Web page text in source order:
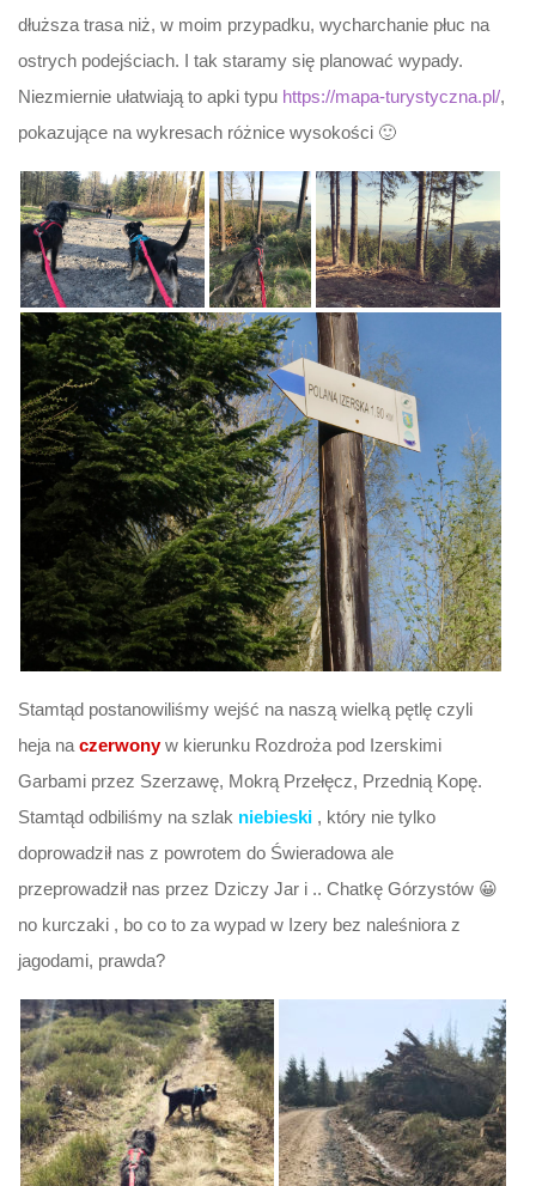
dłuższa trasa niż, w moim przypadku, wycharchanie płuc na
ostrych podejściach. I tak staramy się planować wypady.
Niezmiernie ułatwiają to apki typu https://mapa-turystyczna.pl/,
pokazujące na wykresach różnice wysokości 🙂
Stamtąd postanowiliśmy wejść na naszą wielką pętlę czyli
heja na czerwony w kierunku Rozdroża pod Izerskimi
Garbami przez Szerzawę, Mokrą Przełęcz, Przednią Kopę.
Stamtąd odbiliśmy na szlak niebieski , który nie tylko
doprowadził nas z powrotem do Świeradowa ale
przeprowadził nas przez Dziczy Jar i .. Chatkę Górzystów 😀
no kurczaki , bo co to za wypad w Izery bez naleśniora z
jagodami, prawda?